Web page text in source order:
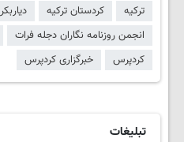
ترکیه کردستان ترکیه
دیاربکر
انجمن روزنامه نگاران دجله فرات
کردپرس
خبرگزاری کردپرس
تبلیغات